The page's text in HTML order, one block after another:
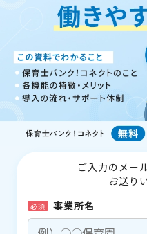
ご入力のメー
お送り
必須 事業所名